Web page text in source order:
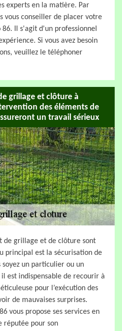
experts en la matière. Par
vous conseiller de placer votre
Il s'agit d'un professionnel
Si vous avez besoin
veuillez le téléphoner
grillage et clôture à
des éléments de
un travail sérieux
de grillage et de clôture sont
principal est la sécurisation de
un particulier ou un
est indispensable de recourir à
pour l’exécution des
de mauvaises surprises.
vous propose ses services en
réputée pour son